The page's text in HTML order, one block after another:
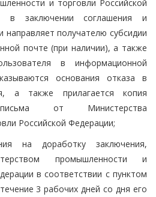
и торговли Российской
в заключении соглашения и
направляет получателю субсидии
почте (при наличии), а также
в информационной
основания отказа в
а также прилагается копия
письма от Министерства
Российской Федерации;
на доработку заключения,
промышленности и
в соответствии с пунктом
3 рабочих дней со дня его